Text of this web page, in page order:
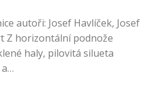
autoři: Josef Havlíček, Josef
Z horizontální podnože
haly, pilovitá silueta